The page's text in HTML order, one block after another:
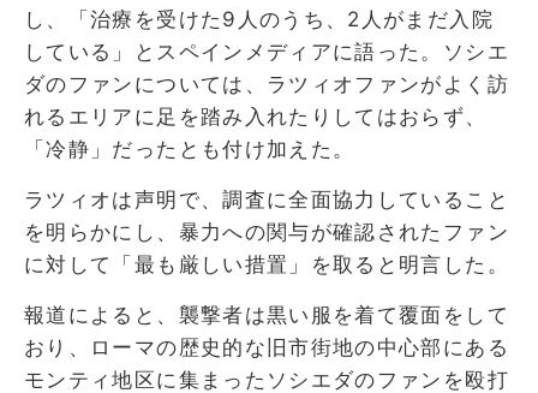
し、「治療を受けた9人のうち、2人がまだ入院
している」とスペインメディアに語った。ソシエ
ダのファンについては、ラツィオファンがよく訪
れるエリアに足を踏み入れたりしてはおらず、
「冷静」だったとも付け加えた。
ラツィオは声明で、調査に全面協力していること
を明らかにし、暴力への関与が確認されたファン
に対して「最も厳しい措置」を取ると明言した。
報道によると、襲撃者は黒い服を着て覆面をして
おり、ローマの歴史的な旧市街地の中心部にある
モンティ地区に集まったソシエダのファンを殴打